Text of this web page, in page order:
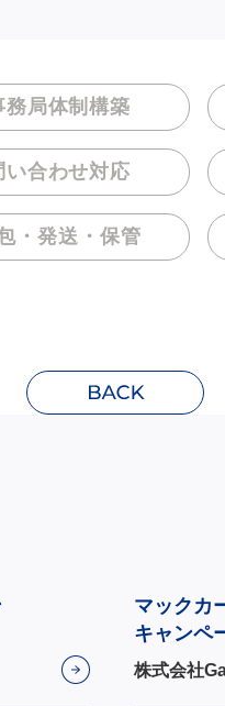
務局体制構築
い合わせ対応
・発送・保管
マックカ
キャンペ
株式会社